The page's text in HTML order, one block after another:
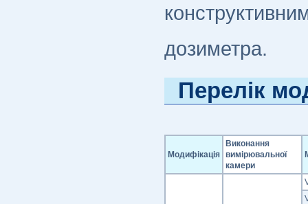
дозиметра.
Перелік
Модифікація
Виконання
вимірювальної
камери